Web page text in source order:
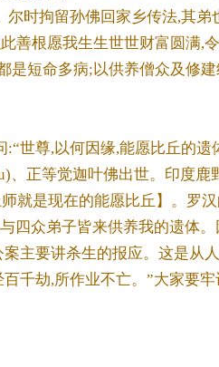
尔时拘留孙佛回家乡传法,其
善根愿我生生世世财富圆满,
是短命多病;以供养僧众及修
尊,以何因缘,能愿比丘的遗
、正等觉迦叶佛出世。印度
就是现在的能愿比丘】。罗
四众弟子皆来供养我的遗体
主要讲杀生的报应。这是从
千劫,所作业不亡。”大家要